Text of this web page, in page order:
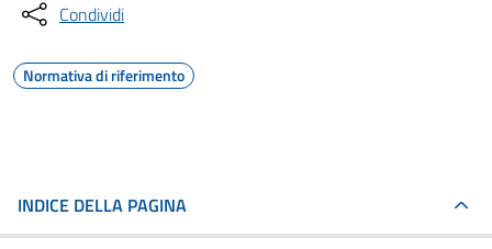
Condividi
Normativa di riferimento
INDICE DELLA PAGINA